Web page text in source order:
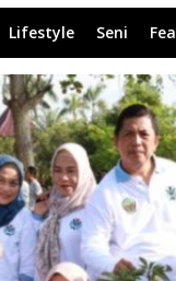
Lifestyle Seni